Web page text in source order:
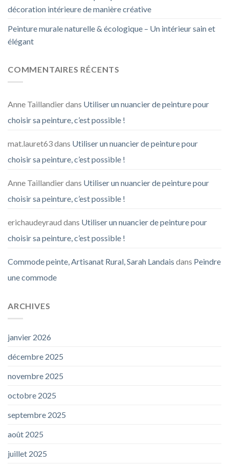
décoration intérieure de manière créative
Peinture murale naturelle & écologique – Un intérieur sain et
élégant
COMMENTAIRES RÉCENTS
Anne Taillandierdans Utiliser un nuancier de peinture pour
choisir sa peinture, c’est possible !
mat.lauret63dans Utiliser un nuancier de peinture pour
choisir sa peinture, c’est possible !
Anne Taillandierdans Utiliser un nuancier de peinture pour
choisir sa peinture, c’est possible !
erichaudeyraud dans Utiliser un nuancier de peinture pour
choisir sa peinture, c’est possible !
Commode peinte, Artisanat Rural, Sarah Landais dans Peindre
une commode
ARCHIVES
janvier 2026
décembre 2025
novembre 2025
octobre 2025
septembre 2025
août 2025
juillet 2025